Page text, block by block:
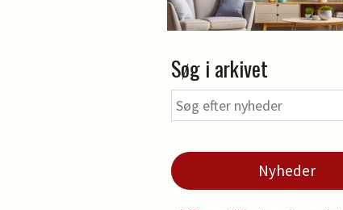
Søg i arkivet
Nyheder